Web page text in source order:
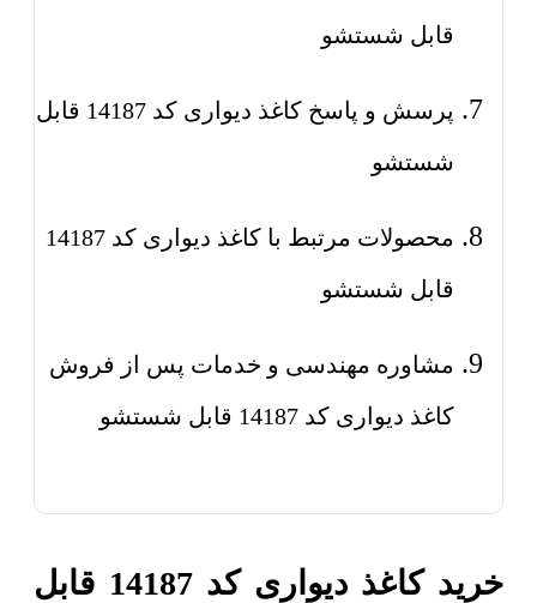
قابل شستشو
پرسش و پاسخ کاغذ دیواری کد 14187 قابل
شستشو
محصولات مرتبط با کاغذ دیواری کد 14187
قابل شستشو
مشاوره مهندسی و خدمات پس از فروش
کاغذ دیواری کد 14187 قابل شستشو
خرید کاغذ دیواری کد 14187 قابل